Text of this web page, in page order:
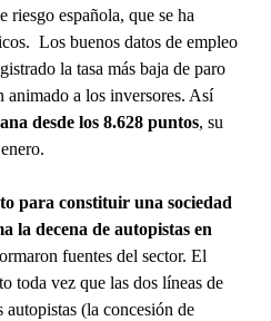
riesgo española, que se ha
Los buenos datos de empleo
la tasa más baja de paro
animado a los inversores. Así
desde los 8.628 puntos, su
para constituir una sociedad
la decena de autopistas en
fuentes del sector. El
toda vez que las dos líneas de
autopistas (la concesión de